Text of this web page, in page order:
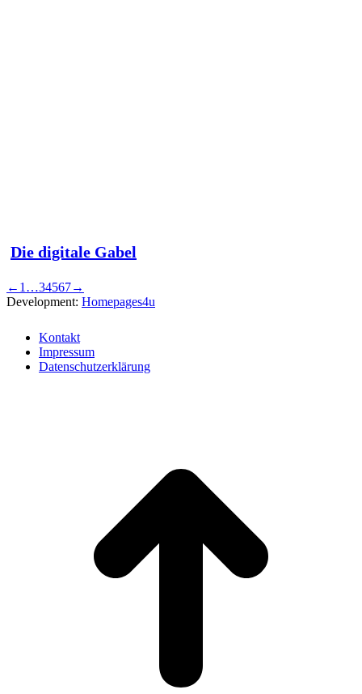
Die digitale Gabel
← 1 …34567→
Development: Homepages4u
Kontakt
Impressum
Datenschutzerklärung